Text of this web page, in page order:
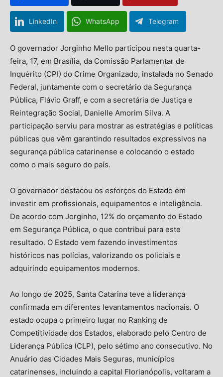
LinkedIn WhatsApp Telegram
O governador Jorginho Mello participou nesta quarta-
feira, 17, em Brasília, da Comissão Parlamentar de
Inquérito (CPI) do Crime Organizado, instalada no Senado
Federal, juntamente com o secretário da Segurança
Pública, Flávio Graff, e com a secretária de Justiça e
Reintegração Social, Danielle Amorim Silva. A
participação serviu para mostrar as estratégias e políticas
públicas que vêm garantindo resultados expressivos na
segurança pública catarinense e colocando o estado
como o mais seguro do país.
O governador destacou os esforços do Estado em
investir em profissionais, equipamentos e inteligência.
De acordo com Jorginho, 12% do orçamento do Estado
em Segurança Pública, o que contribui para este
resultado. O Estado vem fazendo investimentos
históricos nas polícias, valorizando os policiais e
adquirindo equipamentos modernos.
Ao longo de 2025, Santa Catarina teve a liderança
confirmada em diferentes levantamentos nacionais. O
estado ocupa o primeiro lugar no Ranking de
Competitividade dos Estados, elaborado pelo Centro de
Liderança Pública (CLP), pelo sétimo ano consecutivo. No
Anuário das Cidades Mais Seguras, municípios
catarinenses, incluindo a capital Florianópolis, voltaram a